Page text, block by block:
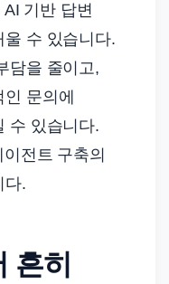
기반 답변
수 있습니다.
담을 줄이고,
문의에
수 있습니다.
전트 구축의
다.
흔히